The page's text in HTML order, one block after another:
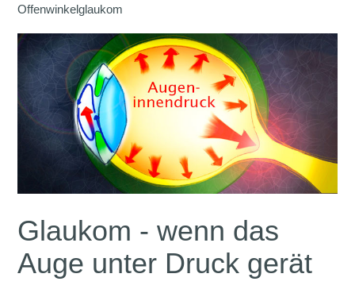
Offenwinkelglaukom
Glaukom - wenn das
Auge unter Druck gerät